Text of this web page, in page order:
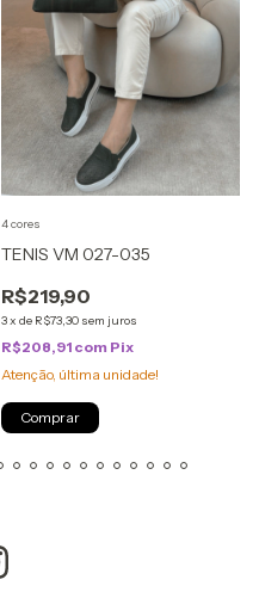
TENIS VM 027-035
R$219,90
3x de R$73,30 sem juros
R$208,91 com Pix
Atenção, última unidade!
4 cores
Comprar